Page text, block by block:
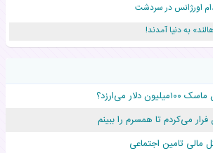
اورژانس در سردشت
دلار برای پدرش خرج داشته
جان دوقلوها را نجات داد!
می‌ارزد؟
می‌کردم تا همسرم را ببینم
تامین اجتماعی